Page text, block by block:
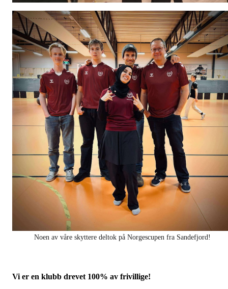
Noen av våre skyttere deltok på Norgescupen fra Sandefjord!
Vi er en klubb drevet 100% av frivillige!